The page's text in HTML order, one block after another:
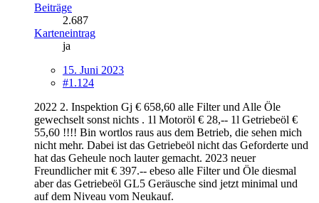
Beiträge
2.687
Karteneintrag
ja
15. Juni 2023
#1.124
2022 2. Inspektion Gj € 658,60 alle Filter und Alle Öle
gewechselt sonst nichts . 1l Motoröl € 28,-- 1l Getriebeöl €
55,60 !!!! Bin wortlos raus aus dem Betrieb, die sehen mich
nicht mehr. Dabei ist das Getriebeöl nicht das Geforderte und
hat das Geheule noch lauter gemacht. 2023 neuer
Freundlicher mit € 397.-- ebeso alle Filter und Öle diesmal
aber das Getriebeöl GL5 Geräusche sind jetzt minimal und
auf dem Niveau vom Neukauf.